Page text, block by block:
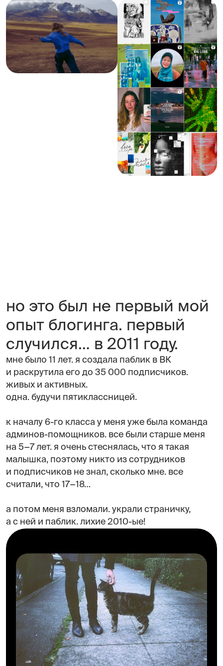
но это был не первый мой
опыт блогинга. первый
случился… в 2011 году.
мне было 11 лет. я создала паблик в ВК
и раскрутила его до 35 000 подписчиков.
живых и активных.
одна. будучи пятиклассницей.
к началу 6-го класса у меня уже была команда
админов-помощников. все были старше меня
на 5−7 лет. я очень стеснялась, что я такая
малышка, поэтому никто из сотрудников
и подписчиков не знал, сколько мне. все
считали, что 17−18…
а потом меня взломали. украли страничку,
а с ней и паблик. лихие 2010-ые!